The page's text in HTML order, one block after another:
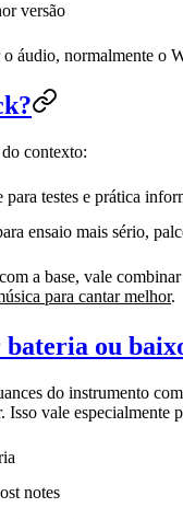
versão
áudio, normalmente o
contexto:
para testes e prática
ensaio mais sério,
a base, vale
para cantar melhor.
ou
do instrumento
Isso vale especialmente
notes